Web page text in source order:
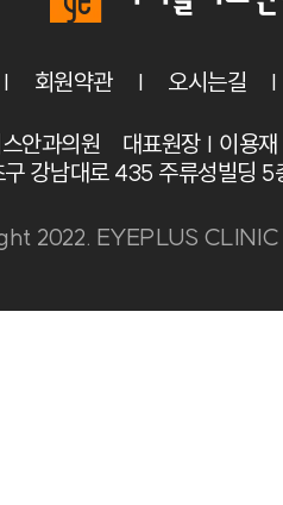
회원약관 오시는길
스안과의원 대표원장 | 이
구 강남대로 435 주류성빌
2022. EYEPLUS